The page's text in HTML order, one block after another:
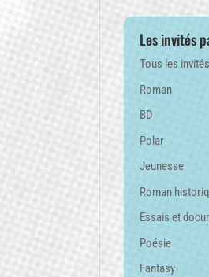
Les invités
Tous les invités
Roman
BD
Polar
Jeunesse
Roman
Essais et
Poésie
Fantasy